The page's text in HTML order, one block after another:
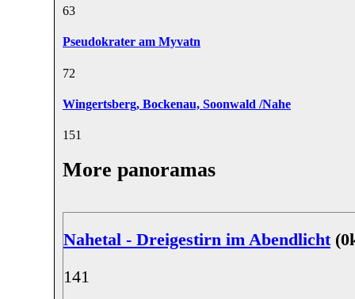
63
Pseudokrater am Myvatn
72
Wingertsberg, Bockenau, Soonwald /Nahe
151
More panoramas
Nahetal - Dreigestirn im Abendlicht
141